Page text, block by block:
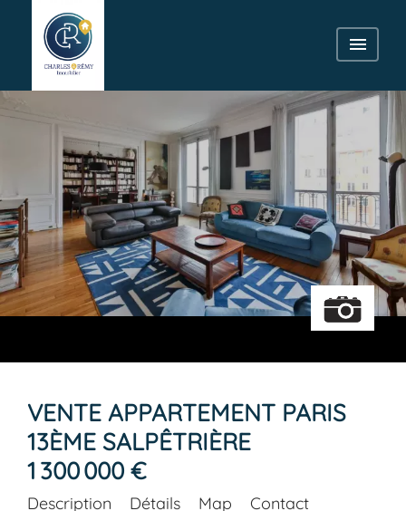
VENTE APPARTEMENT PARIS
13ÈME SALPÊTRIÈRE
1 300 000 €
Description Détails Map Contact